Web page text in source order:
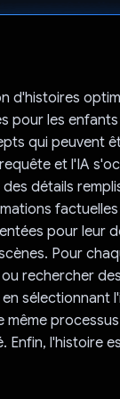
pour les
qui peuvent
et l'IA
détails
pour leur
Pour
rechercher
sélectionnant
même
l'histoire